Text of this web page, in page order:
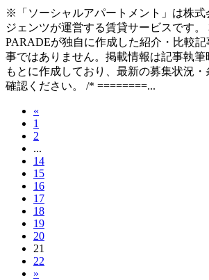
※「ソーシャルアパートメント」は株式
ジェンツが運営する賃貸サービスです。
PARADEが独自に作成した紹介・比較
事ではありません。掲載情報は記事執
もとに作成しており、最新の募集状況
確認ください。 /* ========...
«
1
2
...
14
15
16
17
18
19
20
21
22
»